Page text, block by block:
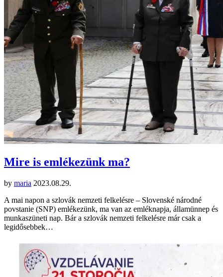
Mire is emlékezünk ma?
by maria 2023.08.29.
A mai napon a szlovák nemzeti felkelésre – Slovenské národné
povstanie (SNP) emlékezünk, ma van az emléknapja, államünnep és
munkaszüneti nap. Bár a szlovák nemzeti felkelésre már csak a
legidősebbek…